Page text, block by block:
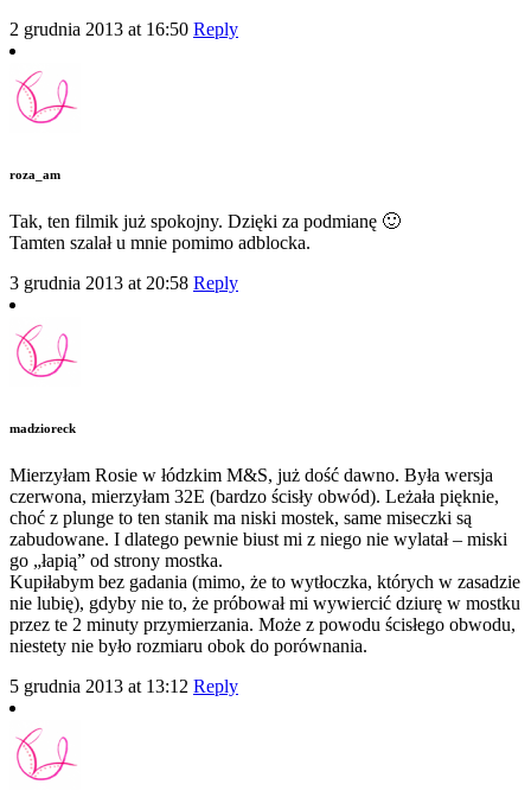
2 grudnia 2013 at 16:50 Reply
roza_am
Tak, ten filmik już spokojny. Dzięki za podmianę 🙂
Tamten szalał u mnie pomimo adblocka.
3 grudnia 2013 at 20:58 Reply
madzioreck
Mierzyłam Rosie w łódzkim M&S, już dość dawno. Była wersja
czerwona, mierzyłam 32E (bardzo ścisły obwód). Leżała pięknie,
choć z plunge to ten stanik ma niski mostek, same miseczki są
zabudowane. I dlatego pewnie biust mi z niego nie wylatał – miski
go „łapią” od strony mostka.
Kupiłabym bez gadania (mimo, że to wytłoczka, których w zasadzie
nie lubię), gdyby nie to, że próbował mi wywiercić dziurę w mostku
przez te 2 minuty przymierzania. Może z powodu ścisłego obwodu,
niestety nie było rozmiaru obok do porównania.
5 grudnia 2013 at 13:12 Reply